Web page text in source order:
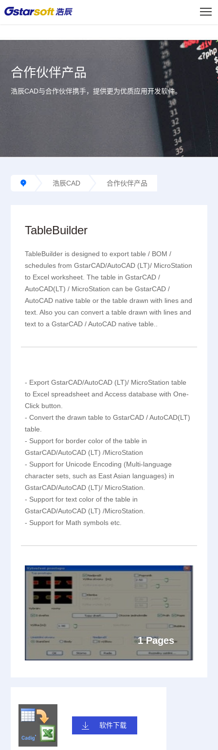
合作伙伴产品
浩辰CAD与合作伙伴携手，提供更为优质应用开发软件。
浩辰CAD 合作伙伴产品
TableBuilder
TableBuilder is designed to export table / BOM /
schedules from GstarCAD/AutoCAD (LT)/ MicroStation
to Excel worksheet. The table in GstarCAD /
AutoCAD(LT) / MicroStation can be GstarCAD /
AutoCAD native table or the table drawn with lines and
text. Also you can convert a table drawn with lines and
text to a GstarCAD / AutoCAD native table..
- Export GstarCAD/AutoCAD (LT)/ MicroStation table
to Excel spreadsheet and Access database with One-
Click button.
- Convert the drawn table to GstarCAD / AutoCAD(LT)
table.
- Support for border color of the table in
GstarCAD/AutoCAD (LT) /MicroStation
- Support for Unicode Encoding (Multi-language
character sets, such as East Asian languages) in
GstarCAD/AutoCAD (LT)/ MicroStation.
- Support for text color of the table in
GstarCAD/AutoCAD (LT) /MicroStation.
- Support for Math symbols etc.
1 Pages
软件下载